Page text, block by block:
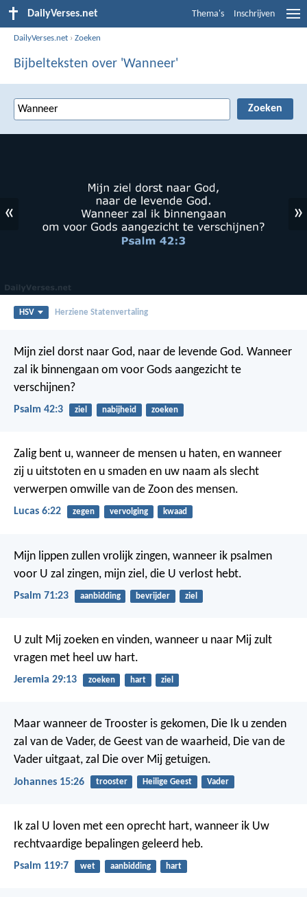
DailyVerses.net Thema's Inschrijven
DailyVerses.net ›Zoeken
Bijbelteksten over 'Wanneer'
« »
HSV Herziene Statenvertaling
Mijn ziel dorst naar God, naar de levende God. Wanneer
zal ik binnengaan om voor Gods aangezicht te
verschijnen?
Psalm 42:3 ziel nabijheid zoeken
Zalig bent u, wanneer de mensen u haten, en wanneer
zij u uitstoten en u smaden en uw naam als slecht
verwerpen omwille van de Zoon des mensen.
Lucas 6:22 zegen vervolging kwaad
Mijn lippen zullen vrolijk zingen, wanneer ik psalmen
voor U zal zingen, mijn ziel, die U verlost hebt.
Psalm 71:23 aanbidding bevrijder ziel
U zult Mij zoeken en vinden, wanneer u naar Mij zult
vragen met heel uw hart.
Jeremia 29:13 zoeken hart ziel
Maar wanneer de Trooster is gekomen, Die Ik u zenden
zal van de Vader, de Geest van de waarheid, Die van de
Vader uitgaat, zal Die over Mij getuigen.
Johannes 15:26 trooster Heilige Geest Vader
Ik zal U loven met een oprecht hart, wanneer ik Uw
rechtvaardige bepalingen geleerd heb.
Psalm 119:7 wet aanbidding hart